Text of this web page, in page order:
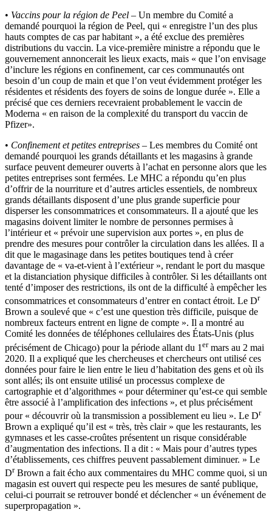
• Vaccins pour la région de Peel – Un membre du Comité a
demandé pourquoi la région de Peel, qui « enregistre l’un des plus
hauts comptes de cas par habitant », a été exclue des premières
distributions du vaccin. La vice-première ministre a répondu que le
gouvernement annoncerait les lieux exacts, mais « que l’on envisage
d’inclure les régions en confinement, car ces communautés ont
besoin d’un coup de main et que l’on veut évidemment protéger les
résidentes et résidents des foyers de soins de longue durée ». Elle a
précisé que ces derniers recevraient probablement le vaccin de
Moderna « en raison de la complexité du transport du vaccin de
Pfizer».
• Confinement et petites entreprises – Les membres du Comité ont
demandé pourquoi les grands détaillants et les magasins à grande
surface peuvent demeurer ouverts à l’achat en personne alors que les
petites entreprises sont fermées. Le MHC a répondu qu’en plus
d’offrir de la nourriture et d’autres articles essentiels, de nombreux
grands détaillants disposent d’une plus grande superficie pour
disperser les consommatrices et consommateurs. Il a ajouté que les
magasins doivent limiter le nombre de personnes permises à
l’intérieur et « prévoir une supervision aux portes », en plus de
prendre des mesures pour contrôler la circulation dans les allées. Il a
dit que le magasinage dans les petites boutiques tend à créer
davantage de « va-et-vient à l’extérieur », rendant le port du masque
et la distanciation physique difficiles à contrôler. Si les détaillants ont
tenté d’imposer des restrictions, ils ont de la difficulté à empêcher les
consommatrices et consommateurs d’entrer en contact étroit. Le Dr
Brown a soulevé que « c’est une question très difficile, puisque de
nombreux facteurs entrent en ligne de compte ». Il a montré au
Comité les données de téléphones cellulaires des États-Unis (plus
précisément de Chicago) pour la période allant du 1 ermars au 2 mai
2020. Il a expliqué que les chercheuses et chercheurs ont utilisé ces
données pour faire le lien entre le lieu d’habitation des gens et où ils
sont allés; ils ont ensuite utilisé un processus complexe de
cartographie et d’algorithmes « pour déterminer qu’est-ce qui semble
être associé à l’amplification des infections », et plus précisément
pour « découvrir où la transmission a possiblement eu lieu ». Le Dr
Brown a expliqué qu’il est « très, très clair » que les restaurants, les
gymnases et les casse-croûtes présentent un risque considérable
d’augmentation des infections. Il a dit : « Mais pour d’autres types
d’établissements, ces chiffres peuvent passablement diminuer. » Le
DrBrown a fait écho aux commentaires du MHC comme quoi, si un
magasin est ouvert qui respecte peu les mesures de santé publique,
celui-ci pourrait se retrouver bondé et déclencher « un événement de
superpropagation ».